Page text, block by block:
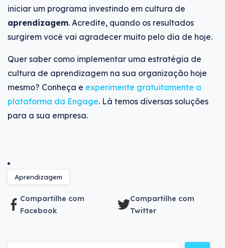
iniciar um programa investindo em cultura de
aprendizagem. Acredite, quando os resultados
surgirem você vai agradecer muito pelo dia de hoje.
Quer saber como implementar uma estratégia de
cultura de aprendizagem na sua organização hoje
mesmo? Conheça e experimente gratuitamente a
plataforma da Engage. Lá temos diversas soluções
para a sua empresa.
Aprendizagem
Compartilhe com
Facebook
Compartilhe com
Twitter